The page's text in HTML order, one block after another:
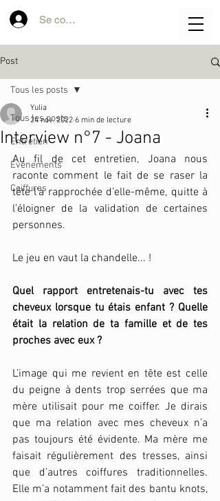
Se connecter
Post
Tous les posts
Entretien
Evénements
Coiffures
Tous les posts
Interview n°7 - Joana
Yulia
24 nov. 2022 6 min de lecture
Au fil de cet entretien, Joana nous
raconte comment le fait de se raser la
tête l’a rapprochée d’elle-même, quitte à
l’éloigner de la validation de certaines
personnes.
Le jeu en vaut la chandelle... !
Quel rapport entretenais-tu avec tes
cheveux lorsque tu étais enfant ? Quelle
était la relation de ta famille et de tes
proches avec eux ?
L’image qui me revient en tête est celle
du peigne à dents trop serrées que ma
mère utilisait pour me coiffer. Je dirais
que ma relation avec mes cheveux n’a
pas toujours été évidente. Ma mère me
faisait régulièrement des tresses, ainsi
que d’autres coiffures traditionnelles.
Elle m’a notamment fait des bantu knots,